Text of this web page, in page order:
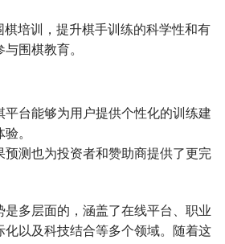
培训，提升棋手训练的科学性和有
围棋教育。
平台能够为用户提供个性化的训练建
。
预测也为投资者和赞助商提供了更完
是多层面的，涵盖了在线平台、职业
化以及科技结合等多个领域。随着这